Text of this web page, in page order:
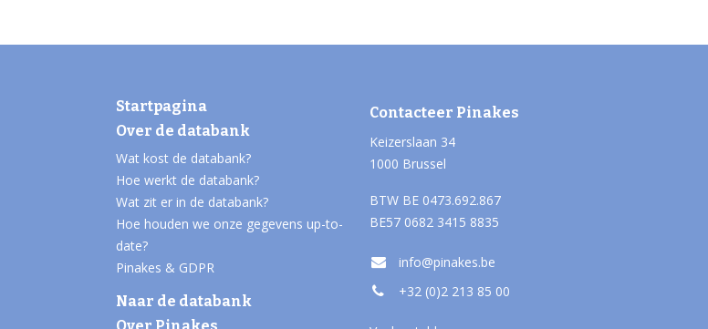
Startpagina
Over de databank
Wat kost de databank?
Hoe werkt de databank?
Wat zit er in de databank?
Hoe houden we onze gegevens up-to-
date?
Pinakes & GDPR
Naar de databank
Over Pinakes
Contacteer Pinakes
Keizerslaan 34
1000 Brussel
BTW BE 0473.692.867
BE57 0682 3415 8835
info@pinakes.be
+32 (0)2 213 85 00